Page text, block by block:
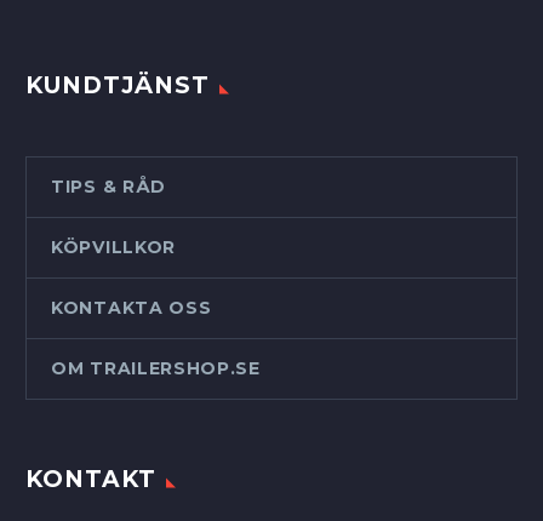
KUNDTJÄNST
TIPS & RÅD
KÖPVILLKOR
KONTAKTA OSS
OM TRAILERSHOP.SE
KONTAKT